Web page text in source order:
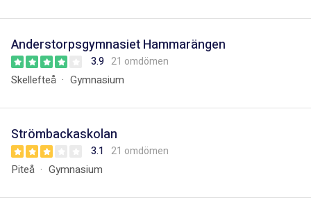
Anderstorpsgymnasiet Hammarängen
3.9 21 omdömen
Skellefteå Gymnasium
Strömbackaskolan
3.1 21 omdömen
Piteå Gymnasium